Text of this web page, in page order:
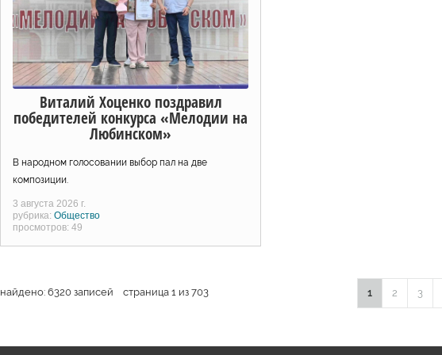
Виталий Хоценко поздравил
победителей конкурса «Мелодии на
Любинском»
В народном голосовании выбор пал на две
композиции.
3 августа 2026 г.
рубрика: Общество
просмотров: 49
найдено: 6320 записей страница 1 из 703 1 2 3